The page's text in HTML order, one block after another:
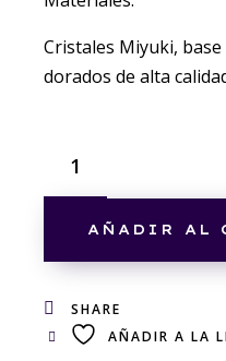
Cristales Miyuki,
dorados de alta
AÑADIR AL
SHARE
AÑADIR A LA